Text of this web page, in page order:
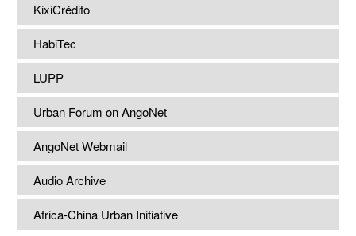
KixiCrédito
HabiTec
LUPP
Urban Forum on AngoNet
AngoNet Webmail
Audio Archive
Africa-China Urban Initiative